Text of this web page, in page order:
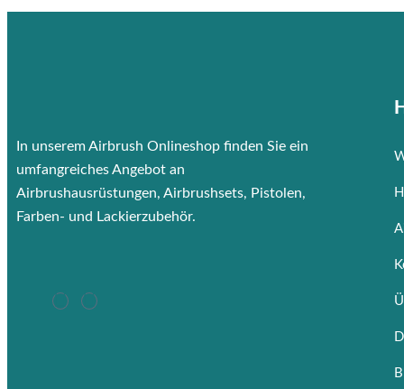
In unserem Airbrush Onlineshop finden Sie ein
umfangreiches Angebot an
Airbrushausrüstungen, Airbrushsets, Pistolen,
Farben- und Lackierzubehör.